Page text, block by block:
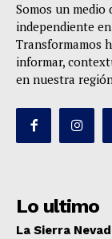
Somos un
independiente
Transformamos
informar,
en nuestra
Lo ultimo
La Sierra